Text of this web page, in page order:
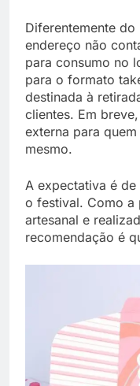
Diferentemente
endereço não
para consumo no
para o formato
destinada à
clientes. Em
externa para
mesmo.
A expectativa é
o festival. Como a
artesanal e
recomendação é